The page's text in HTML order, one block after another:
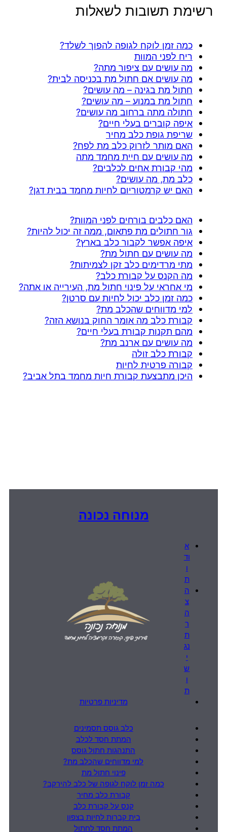
רשימת תשובות לשאלות
כמה זמן לוקח לגופה להפוך לשלד?
ריח לפני המוות
מה עושים עם ציפור מתה?
מה עושים אם חתול מת בכניסה לבית?
חתול מת בגינה – מה עושים?
חתול מת במנוע – מה עושים?
חתולה מתה ברחוב מה עושים?
איפה קוברים בעלי חיים?
שריפת גופת כלב מחיר
האם מותר לזרוק כלב מת לפח?
מה עושים עם חיית מחמד מתה
מהי קבורת אחים לכלבים?
כלב מת, מה עושים?
האם יש קרמטוריום לחיות מחמד בבית דגן?
האם כלבים בורחים לפני המוות?
גור חתולים מת פתאום, ממה זה יכול להיות?
איפה אפשר לקבור כלב בארץ?
מה עושים עם חתול מת?
מתי מרדימים כלב זקן לצמיתות?
מה הקנס על קבורת כלב?
מי אחראי על פינוי חתול מת, העירייה או אתה?
כמה זמן כלב יכול לחיות עם סרטן?
למי מדווחים שהכלב מת?
קבורת כלב מה אומר החוק בנושא הזה?
מהם תקנות קבורת בעלי חיים?
מה עושים עם ארנב מת?
קבורת כלב זולה
קבורה פרטית לחיות
היכן מתבצעת קבורת חיות מחמד בתל אביב?
מנוחה נכונה
א
וד
ו
ת
ה
צ
ה
ר
ת
נג
י
ש
ו
ת
מדיניות פרטיות
כלב גוסס תסמינים
המתת חסד לכלב
התנהגות חתול גוסס
למי מדווחים שהכלב מת?
פינוי חתול מת
כמה זמן לוקח לגופה של כלב להירקב?
קבורת כלב מחיר
קנס על קבורת כלב
בית קברות לחיות בצפון
המתת חסד לחתול